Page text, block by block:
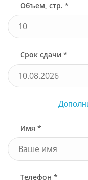
Объем, стр. *
Срок сдачи *
Имя *
Телефон *